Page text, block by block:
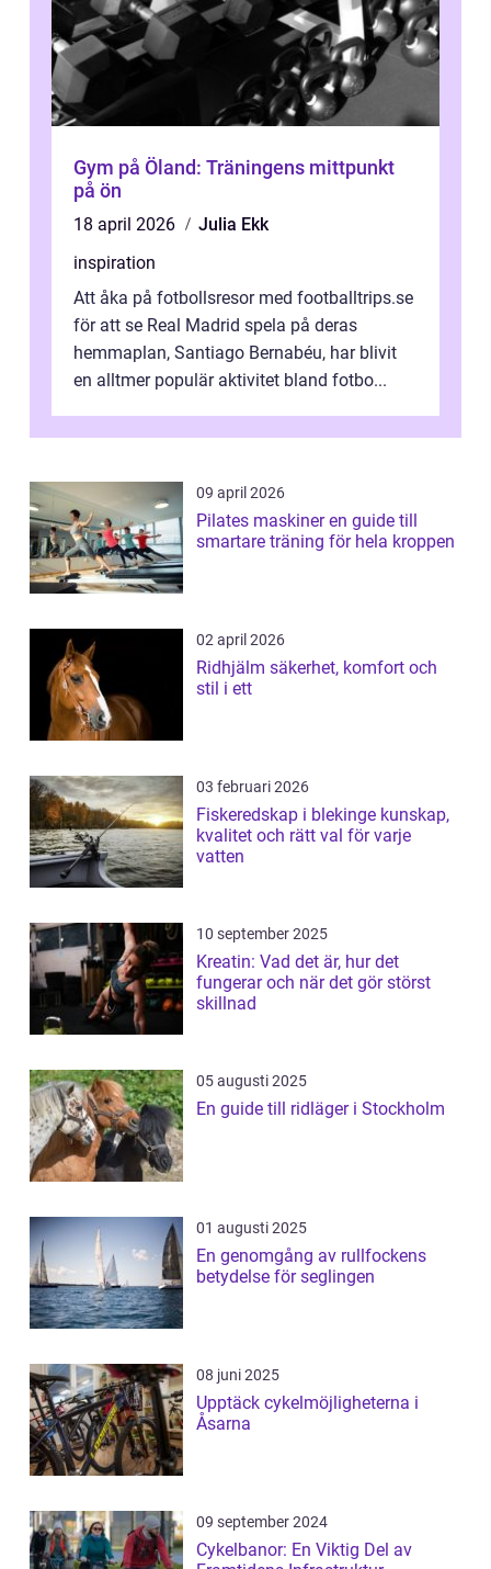
Gym på Öland: Träningens mittpunkt
på ön
18 april 2026
Julia Ekk
inspiration
Att åka på fotbollsresor med footballtrips.se
för att se Real Madrid spela på deras
hemmaplan, Santiago Bernabéu, har blivit
en alltmer populär aktivitet bland fotbo...
09 april 2026
Pilates maskiner en guide till
smartare träning för hela kroppen
02 april 2026
Ridhjälm säkerhet, komfort och
stil i ett
03 februari 2026
Fiskeredskap i blekinge kunskap,
kvalitet och rätt val för varje
vatten
10 september 2025
Kreatin: Vad det är, hur det
fungerar och när det gör störst
skillnad
05 augusti 2025
En guide till ridläger i Stockholm
01 augusti 2025
En genomgång av rullfockens
betydelse för seglingen
08 juni 2025
Upptäck cykelmöjligheterna i
Åsarna
09 september 2024
Cykelbanor: En Viktig Del av